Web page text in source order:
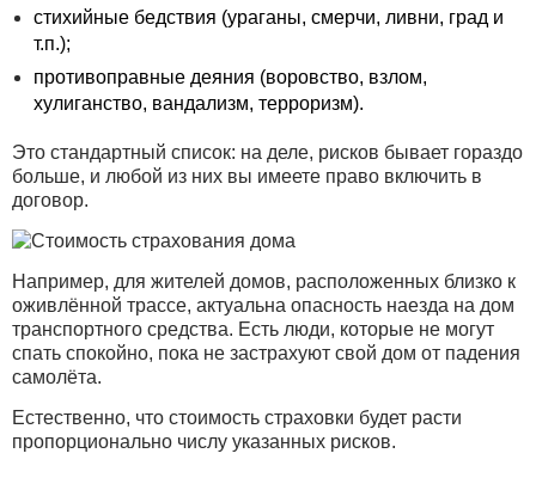
стихийные бедствия (ураганы, смерчи, ливни, град и
т.п.);
противоправные деяния (воровство, взлом,
хулиганство, вандализм, терроризм).
Это стандартный список: на деле, рисков бывает гораздо
больше, и любой из них вы имеете право включить в
договор.
Например, для жителей домов, расположенных близко к
оживлённой трассе, актуальна опасность наезда на дом
транспортного средства. Есть люди, которые не могут
спать спокойно, пока не застрахуют свой дом от падения
самолёта.
Естественно, что стоимость страховки будет расти
пропорционально числу указанных рисков.